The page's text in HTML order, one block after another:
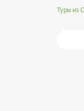
Туры из